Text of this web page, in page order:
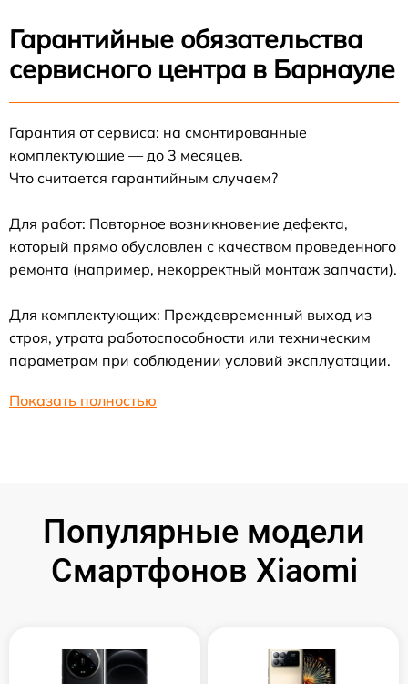
Гарантийные обязательства
сервисного центра в Барнауле
Гарантия от сервиса: на смонтированные
комплектующие — до 3 месяцев.
Что считается гарантийным случаем?
Для работ: Повторное возникновение дефекта,
который прямо обусловлен с качеством проведенного
ремонта (например, некорректный монтаж запчасти).
Для комплектующих: Преждевременный выход из
строя, утрата работоспособности или техническим
параметрам при соблюдении условий эксплуатации.
Показать полностью
Популярные модели
Смартфонов Xiaomi